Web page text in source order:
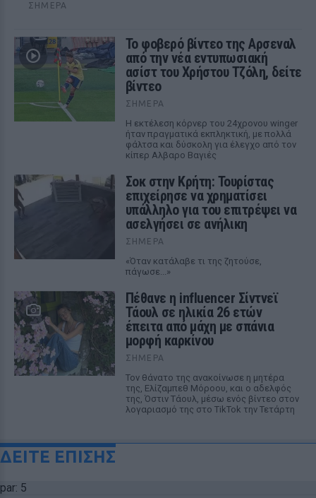
ΣΉΜΕΡΑ
Το φοβερό βίντεο της Αρσεναλ
από την νέα εντυπωσιακή
ασίστ του Χρήστου Τζόλη, δείτε
βίντεο
ΣΉΜΕΡΑ
Η εκτέλεση κόρνερ του 24χρονου winger
ήταν πραγματικά εκπληκτική, με πολλά
φάλτσα και δύσκολη για έλεγχο από τον
κίπερ Αλβαρο Βαγιές
Σοκ στην Κρήτη: Τουρίστας
επιχείρησε να χρηματίσει
υπάλληλο για του επιτρέψει να
ασελγήσει σε ανήλικη
ΣΉΜΕΡΑ
«Όταν κατάλαβε τι της ζητούσε,
πάγωσε...»
Πέθανε η influencer Σίντνεϊ
Τάουλ σε ηλικία 26 ετών
έπειτα από μάχη με σπάνια
μορφή καρκίνου
ΣΉΜΕΡΑ
Τον θάνατο της ανακοίνωσε η μητέρα
της, Ελίζαμπεθ Μόροου, και ο αδελφός
της, Όστιν Τάουλ, μέσω ενός βίντεο στον
λογαριασμό της στο TikTok την Τετάρτη
ΔΕΙΤΕ ΕΠΙΣΗΣ
par: 5